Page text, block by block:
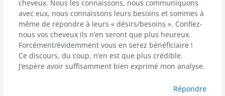
cheveux. Nous les connaissons, nous communiquons
avec eux, nous connaissons leurs besoins et sommes à
même de répondre à leurs « désirs/besoins ». Confiez-
nous vos cheveux ils n’en seront que plus heureux.
Forcément/évidemment vous en serez bénéficiaire !
Ce discours, du coup, n’en est que plus crédible.
J’espère avoir suffisamment bien exprimé mon analyse.
Répondre